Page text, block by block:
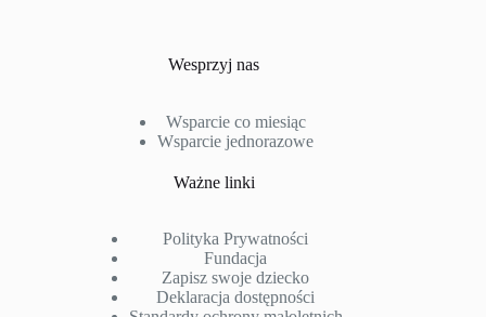
Wesprzyj nas
Wsparcie co miesiąc
Wsparcie jednorazowe
Ważne linki
Polityka Prywatności
Fundacja
Zapisz swoje dziecko
Deklaracja dostępności